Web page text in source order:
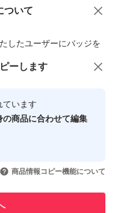
ついて
したユーザーにバッジを
全なユーザーです
了させた実績があります
引実績があります
商品への質問
ーします
ています
の商品に合わせて編集
商品情報コピー機能について